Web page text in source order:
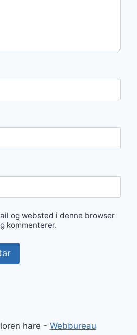
og websted i denne browser
kommenterer.
hare - Webbureau